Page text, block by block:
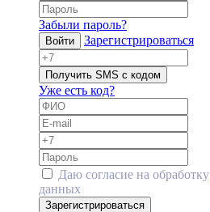
Забыли пароль?
Войти Зарегистрироваться
Получить SMS с кодом
Уже есть код?
Даю согласие на обработку
данных
Зарегистрироваться